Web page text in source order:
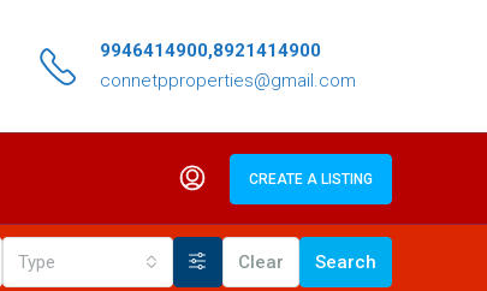
9946414900,8921414900
connetpproperties@gmail.com
CREATE A LISTING
Type Clear Search